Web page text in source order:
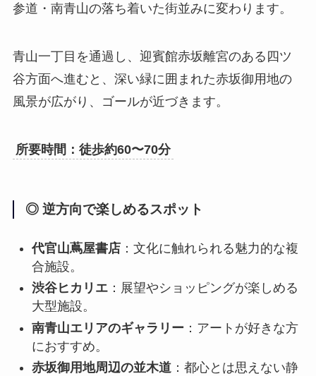
参道・南青山の落ち着いた街並みに変わります。
青山一丁目を通過し、迎賓館赤坂離宮のある四ツ
谷方面へ進むと、深い緑に囲まれた赤坂御用地の
風景が広がり、ゴールが近づきます。
所要時間：徒歩約60〜70分
◎ 逆方向で楽しめるスポット
代官山蔦屋書店：文化に触れられる魅力的な複
合施設。
渋谷ヒカリエ：展望やショッピングが楽しめる
大型施設。
南青山エリアのギャラリー ：アートが好きな方
におすすめ。
赤坂御用地周辺の並木道：都心とは思えない静